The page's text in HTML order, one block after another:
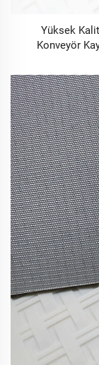
Yüksek
Konveyör